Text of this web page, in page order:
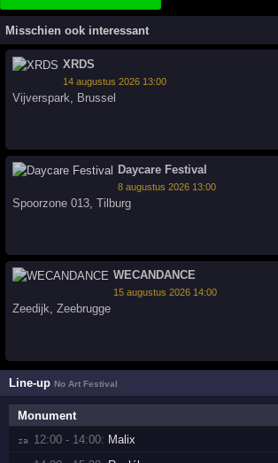
Misschien ook interessant
XRDS
14 augustus 2026 13:00
Vijverspark Brussel
Daycare Festival
8 augustus 2026 13:00
Spoorzone 013,Tilburg
WECANDANCE
15 augustus 2026 14:00
Zeedijk,Zeebrugge
Line-upNo Art Festival
Monument
za 12:00 - 14:00: Malix